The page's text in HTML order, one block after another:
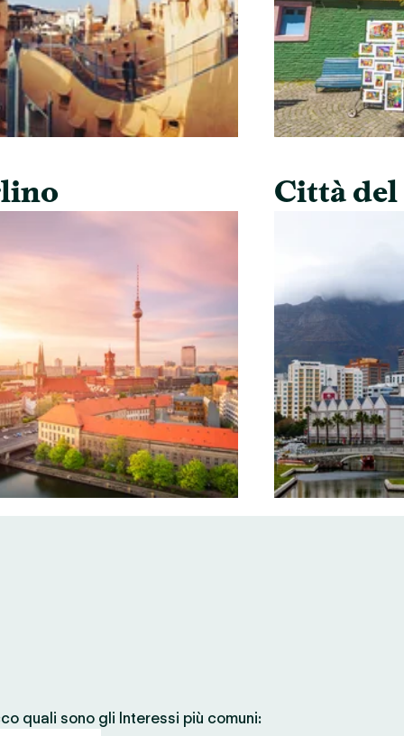
Città del
quali sono gli Interessi più comuni: